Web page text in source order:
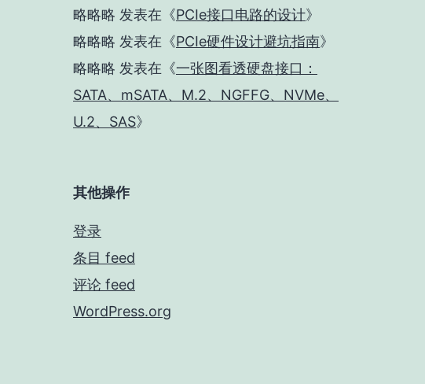
略略略 发表在《PCIe接口电路的设计》
略略略 发表在《PCIe硬件设计避坑指南》
略略略 发表在《一张图看透硬盘接口：
SATA、mSATA、M.2、NGFFG、NVMe、
U.2、SAS》
其他操作
登录
条目 feed
评论 feed
WordPress.org